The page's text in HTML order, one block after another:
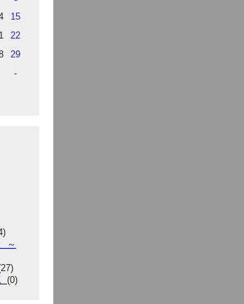
15
22
29
-
～
(0)